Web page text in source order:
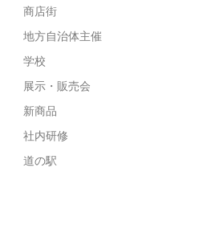
商店街
地方自治体主催
学校
展示・販売会
新商品
社内研修
道の駅